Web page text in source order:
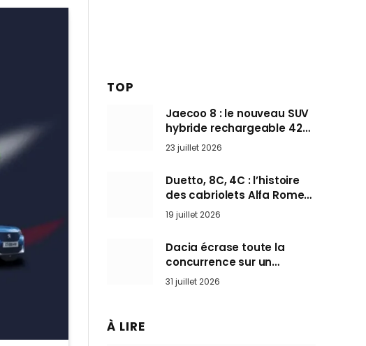
TOP
Jaecoo 8 : le nouveau SUV
hybride rechargeable 428
ch qui vise l’Audi Q7 arrive
en Europe cet automne
23 juillet 2026
Duetto, 8C, 4C : l’histoire
des cabriolets Alfa Romeo,
ces Spider qui ont défini
l’art de rouler cheveux au
vent
19 juillet 2026
Dacia écrase toute la
concurrence sur un
marché où personne ne
l’attendait
31 juillet 2026
À LIRE